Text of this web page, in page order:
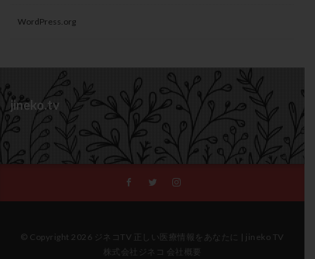
WordPress.org
jineko.tv
© Copyright 2026 ジネコTV 正しい医療情報をあなたに | jineko TV
株式会社ジネコ 会社概要